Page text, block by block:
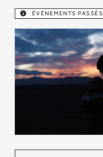
ÉVÉNEMENTS PASSÉS